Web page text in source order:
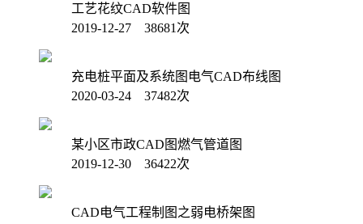
工艺花纹CAD软件图
2019-12-27 38681次
充电桩平面及系统图电气CAD布线图
2020-03-24 37482次
某小区市政CAD图燃气管道图
2019-12-30 36422次
CAD电气工程制图之弱电桥架图